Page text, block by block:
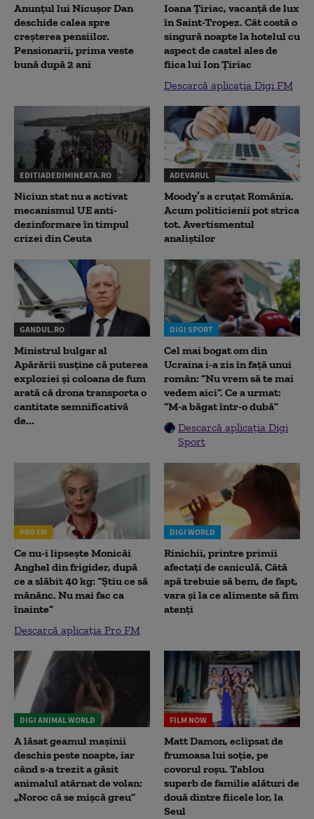
Anunțul lui Nicușor Dan
deschide calea spre
creșterea pensiilor.
Pensionarii, prima veste
bună după 2 ani
Ioana Țiriac, vacanță de lux
în Saint-Tropez. Cât costă o
singură noapte la hotelul cu
aspect de castel ales de
fiica lui Ion Țiriac
Descarcă aplicația Digi FM
EDITIADEDIMINEATA.RO
Niciun stat nu a activat
mecanismul UE anti-
dezinformare în timpul
crizei din Ceuta
ADEVARUL
Moody’s a cruțat România.
Acum politicienii pot strica
tot. Avertismentul
analiștilor
GANDUL.RO
Ministrul bulgar al
Apărării susține că puterea
exploziei și coloana de fum
arată că drona transporta o
cantitate semnificativă
de...
DIGI SPORT
Cel mai bogat om din
Ucraina i-a zis în față unui
român: ”Nu vrem să te mai
vedem aici”. Ce a urmat:
”M-a băgat într-o dubă”
Descarcă aplicația Digi
Sport
PRO FM
Ce nu-i lipsește Monicăi
Anghel din frigider, după
ce a slăbit 40 kg: “Știu ce să
mănânc. Nu mai fac ca
înainte”
Descarcă aplicația Pro FM
DIGI WORLD
Rinichii, printre primii
afectați de caniculă. Câtă
apă trebuie să bem, de fapt,
vara și la ce alimente să fim
atenți
DIGI ANIMAL WORLD
A lăsat geamul mașinii
deschis peste noapte, iar
când s-a trezit a găsit
animalul atârnat de volan:
„Noroc că se mișcă greu”
FILM NOW
Matt Damon, eclipsat de
frumoasa lui soție, pe
covorul roșu. Tablou
superb de familie alături de
două dintre fiicele lor, la
Seul